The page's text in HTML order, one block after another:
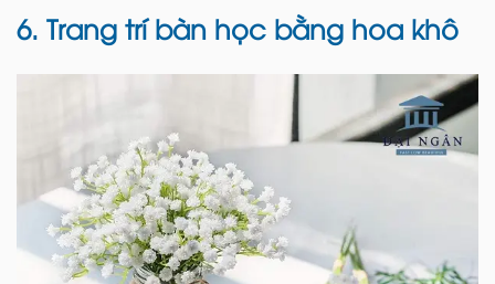
6. Trang trí bàn học bằng hoa khô